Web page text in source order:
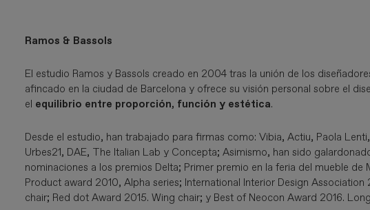
Ramos & Bassols
El estudio Ramos y Bassols creado en 2004 tras la unión de los
afincado en la ciudad de Barcelona y ofrece su visión personal sobre el
el equilibrio entre proporción, función y estética.
Desde el estudio, han trabajado para firmas como: Vibia, Actiu, Paola
Urbes21, DAE, The Italian Lab y Concepta; Asimismo, han sido
nominaciones a los premios Delta; Primer premio en la feria del mueble
Product award 2010, Alpha series; International Interior Design
chair; Red dot Award 2015. Wing chair; y Best of Neocon Award 2016.